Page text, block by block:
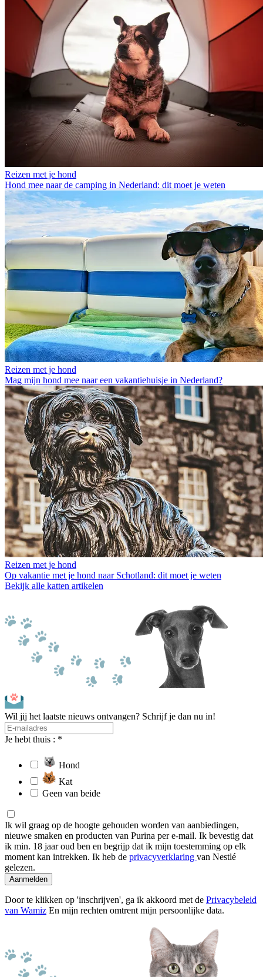
Reizen met je hond
Hond mee naar de camping in Nederland: dit moet je weten
Reizen met je hond
Mag mijn hond mee naar een vakantiehuisje in Nederland?
Reizen met je hond
Op vakantie met je hond naar Schotland: dit moet je weten
Bekijk alle katten artikelen
Wil jij het laatste nieuws ontvangen? Schrijf je dan nu in!
Je hebt thuis : *
Hond
Kat
Geen van beide
Ik wil graag op de hoogte gehouden worden van aanbiedingen,
nieuwe smaken en producten van Purina per e-mail. Ik bevestig dat
ik min. 18 jaar oud ben en begrijp dat ik mijn toestemming op elk
moment kan intrekken. Ik heb de privacyverklaring van Nestlé
gelezen.
Aanmelden
Door te klikken op 'inschrijven', ga ik akkoord met de Privacybeleid
van Wamiz En mijn rechten omtrent mijn persoonlijke data.